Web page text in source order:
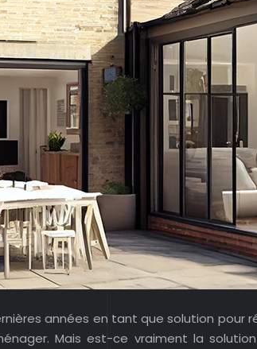
années en tant que solution
Mais est-ce vraiment la